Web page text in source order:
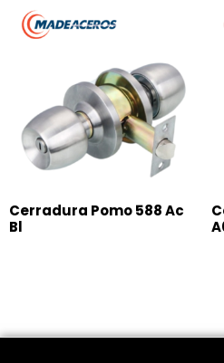
Cerradura Pomo 588 Ac
Bl